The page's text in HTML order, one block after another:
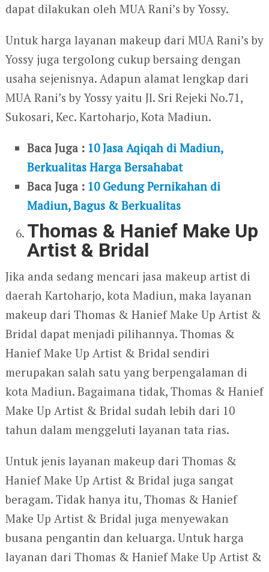
dapat dilakukan oleh MUA Rani’s by Yossy.
Untuk harga layanan makeup dari MUA Rani’s by
Yossy juga tergolong cukup bersaing dengan
usaha sejenisnya. Adapun alamat lengkap dari
MUA Rani’s by Yossy yaitu Jl. Sri Rejeki No.71,
Sukosari, Kec. Kartoharjo, Kota Madiun.
Baca Juga : 10 Jasa Aqiqah di Madiun,
Berkualitas Harga Bersahabat
Baca Juga : 10 Gedung Pernikahan di
Madiun, Bagus & Berkualitas
Thomas & Hanief Make Up
Artist & Bridal
Jika anda sedang mencari jasa makeup artist di
daerah Kartoharjo, kota Madiun, maka layanan
makeup dari Thomas & Hanief Make Up Artist &
Bridal dapat menjadi pilihannya. Thomas &
Hanief Make Up Artist & Bridal sendiri
merupakan salah satu yang berpengalaman di
kota Madiun. Bagaimana tidak, Thomas & Hanief
Make Up Artist & Bridal sudah lebih dari 10
tahun dalam menggeluti layanan tata rias.
Untuk jenis layanan makeup dari Thomas &
Hanief Make Up Artist & Bridal juga sangat
beragam. Tidak hanya itu, Thomas & Hanief
Make Up Artist & Bridal juga menyewakan
busana pengantin dan keluarga. Untuk harga
layanan dari Thomas & Hanief Make Up Artist &